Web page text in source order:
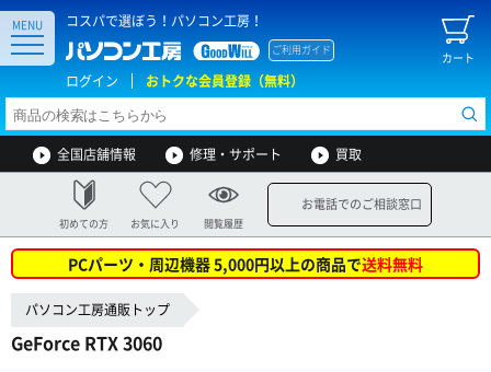
コスパで選ぼう！パソコン工房！
カート
ご利用ガイド
ログイン おトクな会員登録（無料）
MENU
全国店舗情報 修理・サポート 買取
初めての方 お気に入り 閲覧履歴
お電話でのご相談窓口
PCパーツ・周辺機器 5,000円以上の商品で送料無料
パソコン工房通販トップ
GeForce RTX 3060